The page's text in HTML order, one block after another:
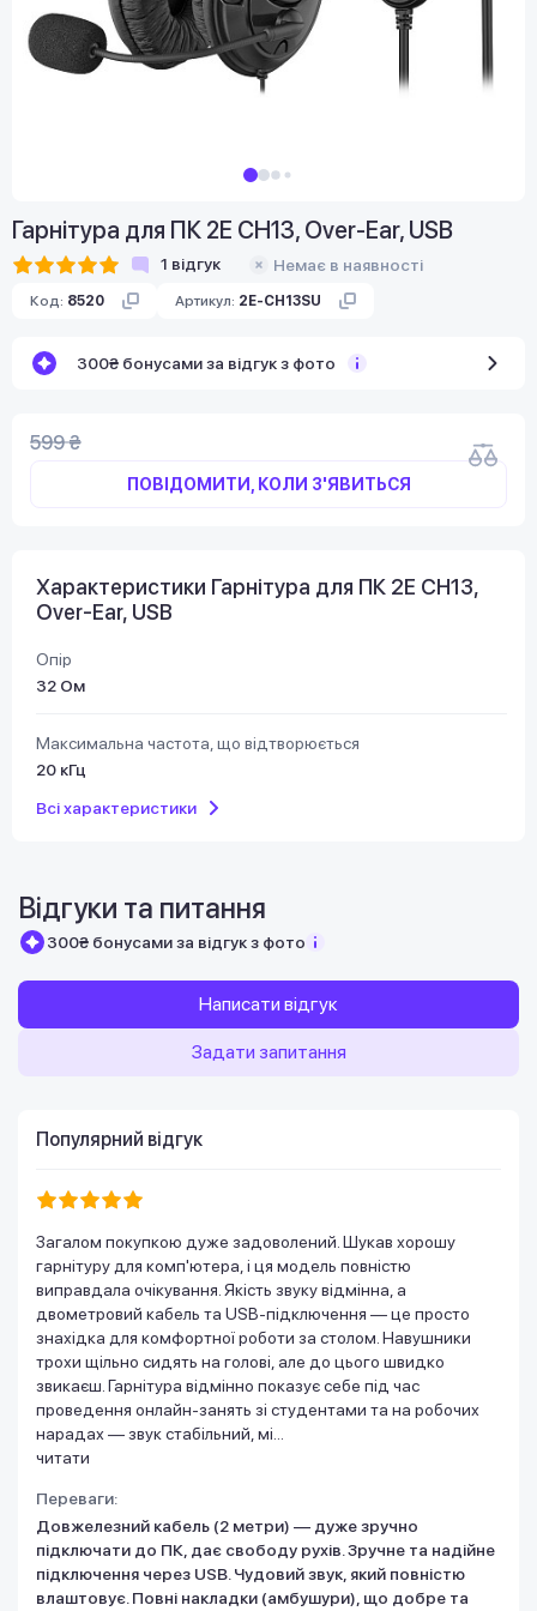
Гарнітура для ПК 2E CH13, Over-Ear, USB
1 відгук Немає в наявності
Код: 8520 Артикул: 2E-CH13SU
300₴ бонусами за відгук з фото
599 ₴
ПОВІДОМИТИ, КОЛИ З'ЯВИТЬСЯ
Характеристики Гарнітура для ПК 2E CH13,
Over-Ear, USB
Опір
32 Ом
Максимальна частота, що відтворюється
20 кГц
Всі характеристики
Відгуки та питання
300₴ бонусами за відгук з фото
Написати відгук
Задати запитання
Популярний відгук
Загалом покупкою дуже задоволений. Шукав хорошу
гарнітуру для комп'ютера, і ця модель повністю
виправдала очікування. Якість звуку відмінна, а
двометровий кабель та USB-підключення — це просто
знахідка для комфортної роботи за столом. Навушники
трохи щільно сидять на голові, але до цього швидко
звикаєш. Гарнітура відмінно показує себе під час
проведення онлайн-занять зі студентами та на робочих
нарадах — звук стабільний, мі...
читати
Переваги:
Довжелезний кабель (2 метри) — дуже зручно
підключати до ПК, дає свободу рухів. Зручне та надійне
підключення через USB. Чудовий звук, який повністю
влаштовує. Повні накладки (амбушури), що добре та